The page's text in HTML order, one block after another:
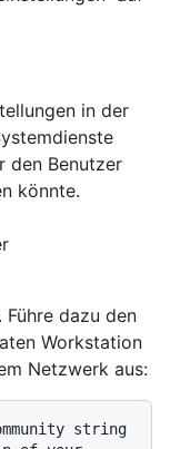
in der
den Benutzer
könnte.
Führe dazu den
Workstation
Netzwerk aus:
string